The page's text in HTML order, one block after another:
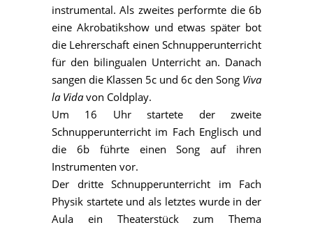
instrumental. Als zweites performte die 6b
eine Akrobatikshow und etwas später bot
die Lehrerschaft einen Schnupperunterricht
für den bilingualen Unterricht an. Danach
sangen die Klassen 5c und 6c den Song Viva
la Vidavon Coldplay.
Um 16 Uhr startete der zweite
Schnupperunterricht im Fach Englisch und
die 6b führte einen Song auf ihren
Instrumenten vor.
Der dritte Schnupperunterricht im Fach
Physik startete und als letztes wurde in der
Aula ein Theaterstück zum Thema